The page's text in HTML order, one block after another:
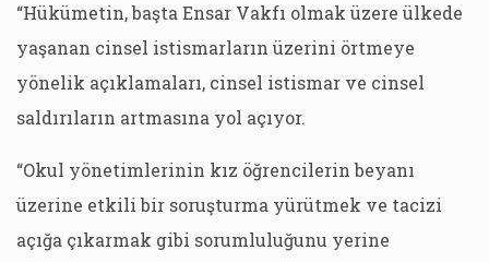
“Hükümetin, başta Ensar Vakfı olmak üzere ülkede
yaşanan cinsel istismarların üzerini örtmeye
yönelik açıklamaları, cinsel istismar ve cinsel
saldırıların artmasına yol açıyor.
“Okul yönetimlerinin kız öğrencilerin beyanı
üzerine etkili bir soruşturma yürütmek ve tacizi
açığa çıkarmak gibi sorumluluğunu yerine